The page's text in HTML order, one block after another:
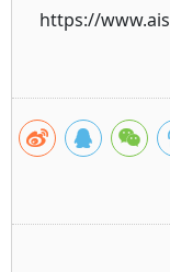
https://